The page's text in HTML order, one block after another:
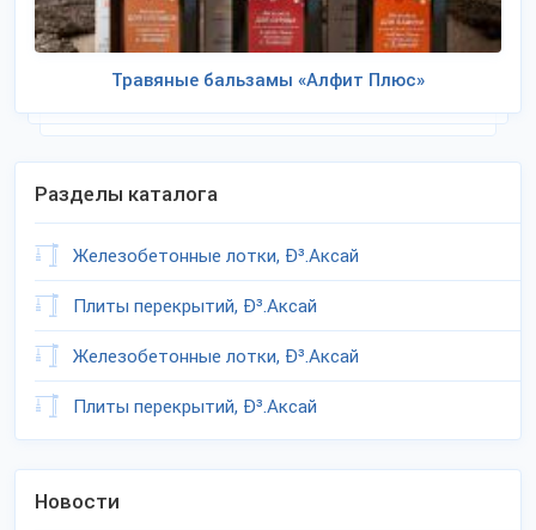
Травяные бальзамы «Алфит Плюс»
Разделы каталога
Железобетонные лотки, Ð³.Аксай
Плиты перекрытий, Ð³.Аксай
Железобетонные лотки, Ð³.Аксай
Плиты перекрытий, Ð³.Аксай
Новости